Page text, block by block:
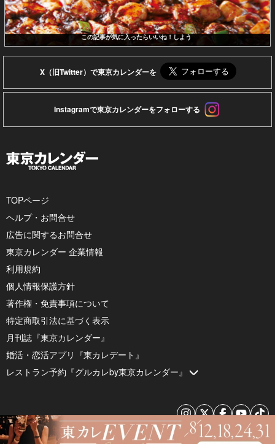
この記事が気に入ったらいいね！しよう
X（旧Twitter）で東京カレンダーを
Instagramで東京カレンダーをフォローする
TOPページ
ヘルプ・お問合せ
広告に関するお問合せ
東京カレンダー 企業情報
利用規約
個人情報保護方針
著作権・免責事項について
特定商取引法に基づく表示
月刊誌『東京カレンダー』
婚活・恋活アプリ『東カレデート』
レストラン予約『グルカレby東京カレンダー』
© 2026 by Tokyo Calendar, Inc.